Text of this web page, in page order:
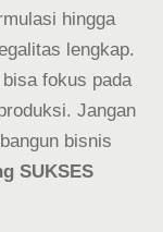
hingga
lengkap.
fokus pada
Jangan
bisnis
SUKSES